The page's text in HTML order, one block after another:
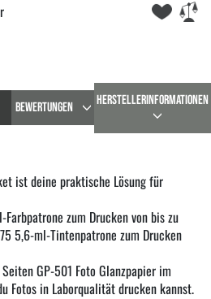
BEWERTUNGEN HERSTELLERINFORMATIONEN
ist deine praktische Lösung für
zum Drucken von bis zu
5,6-ml-Tintenpatrone zum Drucken
GP-501 Foto Glanzpapier im
Fotos in Laborqualität drucken kannst.